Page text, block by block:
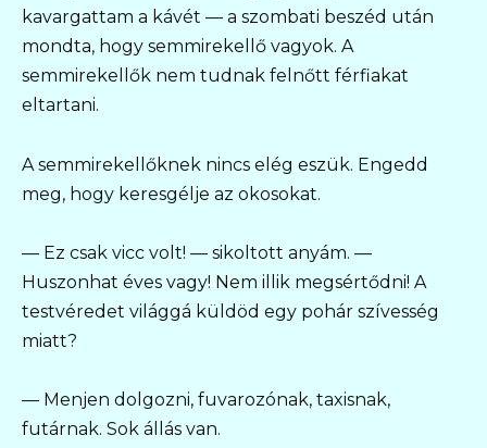
kavargattam a kávét — a szombati beszéd után
mondta, hogy semmirekellő vagyok. A
semmirekellők nem tudnak felnőtt férfiakat
eltartani.
A semmirekellőknek nincs elég eszük. Engedd
meg, hogy keresgélje az okosokat.
— Ez csak vicc volt! — sikoltott anyám. —
Huszonhat éves vagy! Nem illik megsértődni! A
testvéredet világgá küldöd egy pohár szívesség
miatt?
— Menjen dolgozni, fuvarozónak, taxisnak,
futárnak. Sok állás van.